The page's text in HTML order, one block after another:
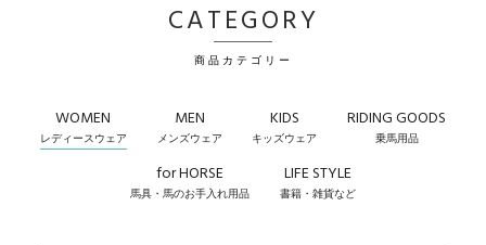
CATEGORY
商品カテゴリー
WOMEN
レディースウェア
MEN
メンズウェア
KIDS
キッズウェア
RIDING GOODS
乗馬用品
for HORSE
馬具・馬のお手入れ用品
LIFE STYLE
書籍・雑貨など